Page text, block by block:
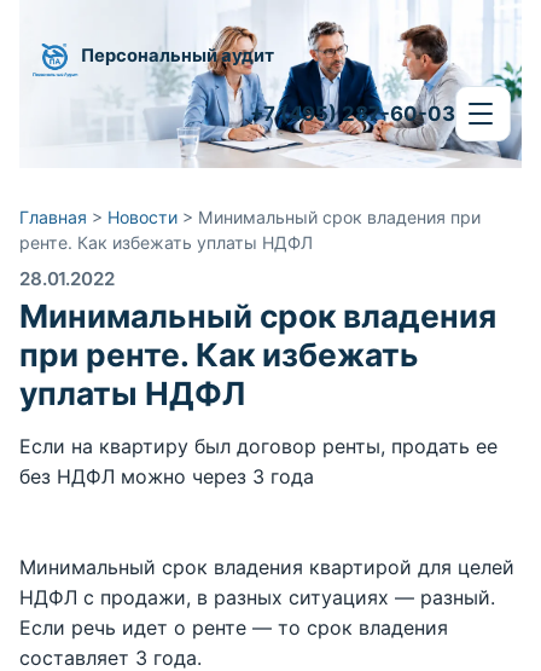
Персональный аудит
+7 (495) 287-60-03
Главная > Новости > Минимальный срок владения при
ренте. Как избежать уплаты НДФЛ
28.01.2022
Минимальный срок владения
при ренте. Как избежать
уплаты НДФЛ
Если на квартиру был договор ренты, продать ее
без НДФЛ можно через 3 года
Минимальный срок владения квартирой для целей
НДФЛ с продажи, в разных ситуациях — разный.
Если речь идет о ренте — то срок владения
составляет 3 года.